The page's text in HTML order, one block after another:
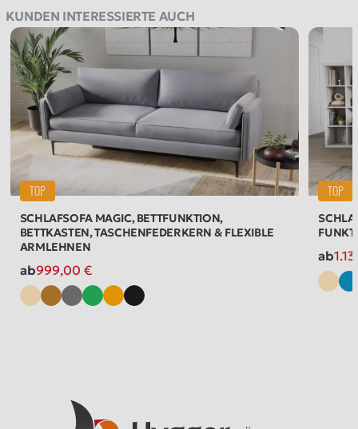
KUNDEN INTERESSIERTE AUCH
TOP
SCHLAFSOFA MAGIC, BETTFUNKTION,
BETTKASTEN, TASCHENFEDERKERN & FLEXIBLE
ARMLEHNEN
ab999,00 €
TOP
ab